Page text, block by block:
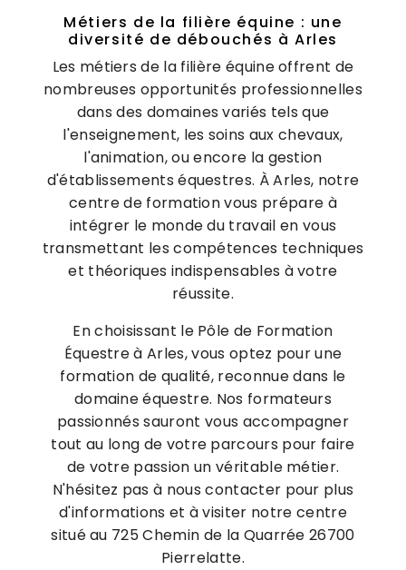
Métiers de la filière équine : une
diversité de débouchés à Arles
Les métiers de la filière équine offrent de
nombreuses opportunités professionnelles
dans des domaines variés tels que
l'enseignement, les soins aux chevaux,
l'animation, ou encore la gestion
d'établissements équestres. À Arles, notre
centre de formation vous prépare à
intégrer le monde du travail en vous
transmettant les compétences techniques
et théoriques indispensables à votre
réussite.
En choisissant le Pôle de Formation
Équestre à Arles, vous optez pour une
formation de qualité, reconnue dans le
domaine équestre. Nos formateurs
passionnés sauront vous accompagner
tout au long de votre parcours pour faire
de votre passion un véritable métier.
N'hésitez pas à nous contacter pour plus
d'informations et à visiter notre centre
situé au 725 Chemin de la Quarrée 26700
Pierrelatte.